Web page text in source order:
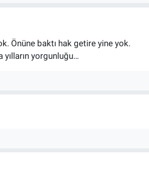
Önüne baktı hak getire yine yok.
yılların yorgunluğu…